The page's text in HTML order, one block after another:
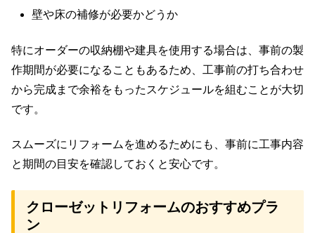
壁や床の補修が必要かどうか
特にオーダーの収納棚や建具を使用する場合は、事前の製
作期間が必要になることもあるため、工事前の打ち合わせ
から完成まで余裕をもったスケジュールを組むことが大切
です。
スムーズにリフォームを進めるためにも、事前に工事内容
と期間の目安を確認しておくと安心です。
クローゼットリフォームのおすすめプラ
ン